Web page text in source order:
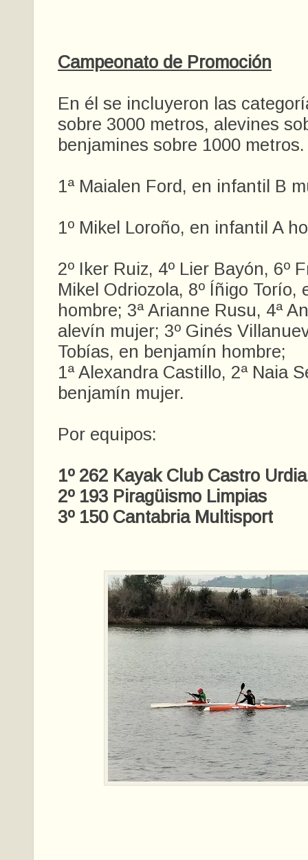
Campeonato de Promoción
En él se incluyeron las
sobre 3000 metros, alevines
benjamines sobre 1000 metros.
1ª Maialen Ford, en infantil B
1º Mikel Loroño, en infantil A
2º Iker Ruiz, 4º Lier Bayón, 6º
Mikel Odriozola, 8º Íñigo Torío,
hombre; 3ª Arianne Rusu, 4ª
alevín mujer; 3º Ginés
Tobías, en benjamín hombre;
1ª Alexandra Castillo, 2ª Naia
benjamín mujer.
Por equipos:
1º 262 Kayak Club Castro
2º 193 Piragüismo Limpias
3º 150 Cantabria Multisport